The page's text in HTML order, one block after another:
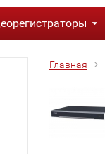
Главная